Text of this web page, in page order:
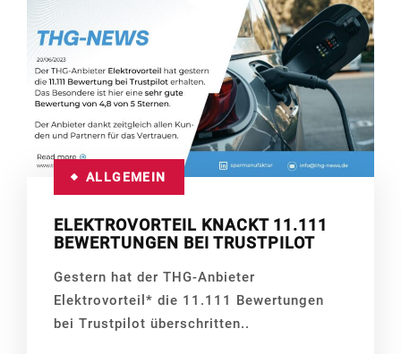
ALLGEMEIN
ELEKTROVORTEIL KNACKT 11.111
BEWERTUNGEN BEI TRUSTPILOT
Gestern hat der THG-Anbieter
Elektrovorteil* die 11.111 Bewertungen
bei Trustpilot überschritten..